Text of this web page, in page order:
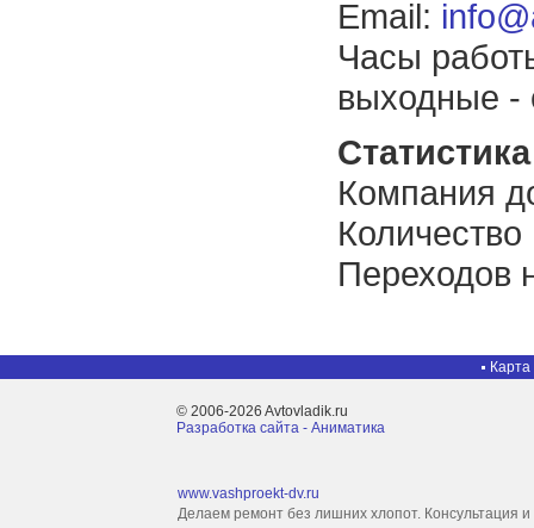
Email:
Часы
выходные -
Компания
Переходов
Карта
© 2006-2026 Avtovladik.ru
Разработка сайта - Aниматика
www.vashproekt-dv.ru
Делаем ремонт без лишних хлопот. Консультация